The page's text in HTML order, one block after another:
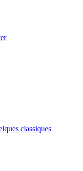
classiques